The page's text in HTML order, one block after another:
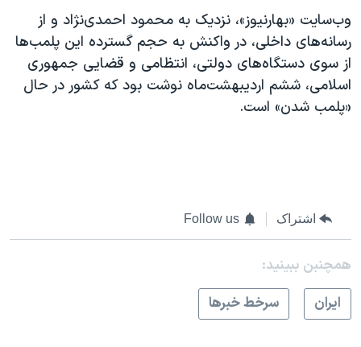
وب‌سایت «بهارنیوز»، نزدیک به محمود احمدی‌نژاد و از
رسانه‌های داخلی، در واکنش به حجم گسترده این پلمب‌ها
از سوی دستگاه‌های دولتی، انتظامی و قضایی جمهوری
اسلامی، ششم اردیبهشت‌ماه نوشت بود که کشور در حال
«پلمب شدن» است.
اشتراک Follow us
همچنبن ببینید:
ايران
سرخط خبرها